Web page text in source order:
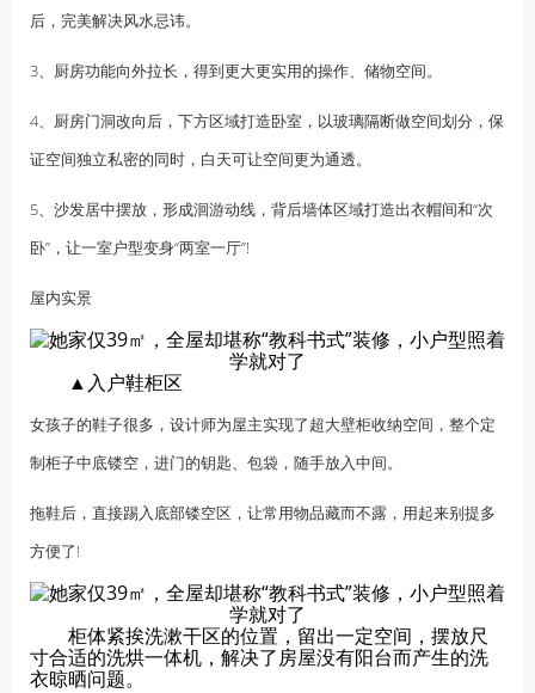
后，完美解决风水忌讳。
3、厨房功能向外拉长，得到更大更实用的操作、储物空间。
4、厨房门洞改向后，下方区域打造卧室，以玻璃隔断做空间划分，保
证空间独立私密的同时，白天可让空间更为通透。
5、沙发居中摆放，形成洄游动线，背后墙体区域打造出衣帽间和“次
卧”，让一室户型变身“两室一厅”!
屋内实景
▲入户鞋柜区
女孩子的鞋子很多，设计师为屋主实现了超大壁柜收纳空间，整个定
制柜子中底镂空，进门的钥匙、包袋，随手放入中间。
拖鞋后，直接踢入底部镂空区，让常用物品藏而不露，用起来别提多
方便了!
柜体紧挨洗漱干区的位置，留出一定空间，摆放尺
寸合适的洗烘一体机，解决了房屋没有阳台而产生的洗
衣晾晒问题。